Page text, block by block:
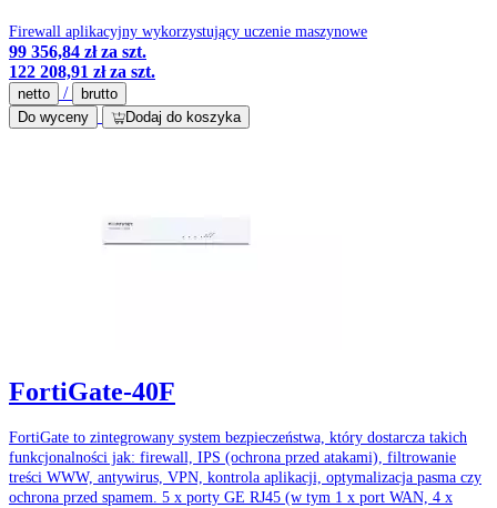
Firewall aplikacyjny wykorzystujący uczenie maszynowe
99 356,84 złza szt.
122 208,91 złza szt.
netto /
brutto
Do wyceny
Dodaj do koszyka
FortiGate-40F
FortiGate to zintegrowany system bezpieczeństwa, który dostarcza takich
funkcjonalności jak: firewall, IPS (ochrona przed atakami), filtrowanie
treści WWW, antywirus, VPN, kontrola aplikacji, optymalizacja pasma czy
ochrona przed spamem. 5 x porty GE RJ45 (w tym 1 x port WAN, 4 x